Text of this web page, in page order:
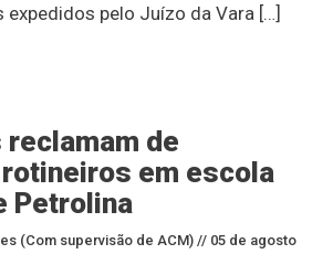
pelo Juízo da Vara […]
de
em escola
Petrolina
(Com supervisão de ACM) // 05 de agosto